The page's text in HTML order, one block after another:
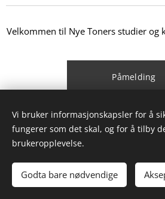
Velkommen til Nye Toners studier og
Påmelding
Kontakt
Tonergarden Tonerroa 171 N-2133 Gardvik
Vi bruker informasjonskapsler for å
fungerer som det skal, og for å tilby
brukeropplevelse.
Godta bare nødvendige